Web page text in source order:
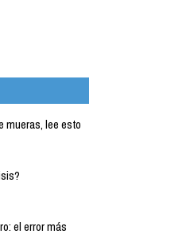
mueras, lee esto
el error más